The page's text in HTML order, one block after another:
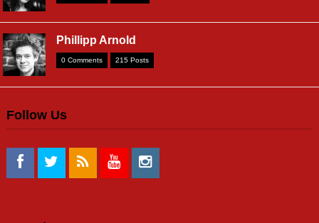
Phillipp Arnold
0 Comments 215 Posts
Follow Us